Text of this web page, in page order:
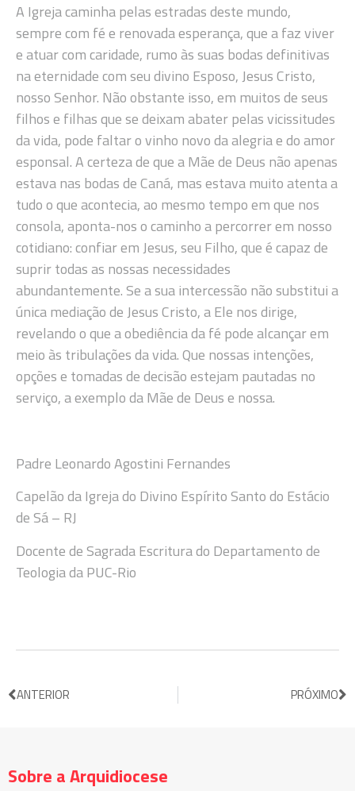
A Igreja caminha pelas estradas deste mundo,
sempre com fé e renovada esperança, que a faz viver
e atuar com caridade, rumo às suas bodas definitivas
na eternidade com seu divino Esposo, Jesus Cristo,
nosso Senhor. Não obstante isso, em muitos de seus
filhos e filhas que se deixam abater pelas vicissitudes
da vida, pode faltar o vinho novo da alegria e do amor
esponsal. A certeza de que a Mãe de Deus não apenas
estava nas bodas de Caná, mas estava muito atenta a
tudo o que acontecia, ao mesmo tempo em que nos
consola, aponta-nos o caminho a percorrer em nosso
cotidiano: confiar em Jesus, seu Filho, que é capaz de
suprir todas as nossas necessidades
abundantemente. Se a sua intercessão não substitui a
única mediação de Jesus Cristo, a Ele nos dirige,
revelando o que a obediência da fé pode alcançar em
meio às tribulações da vida. Que nossas intenções,
opções e tomadas de decisão estejam pautadas no
serviço, a exemplo da Mãe de Deus e nossa.
Padre Leonardo Agostini Fernandes
Capelão da Igreja do Divino Espírito Santo do Estácio
de Sá – RJ
Docente de Sagrada Escritura do Departamento de
Teologia da PUC-Rio
ANTERIOR PRÓXIMO
Sobre a Arquidiocese